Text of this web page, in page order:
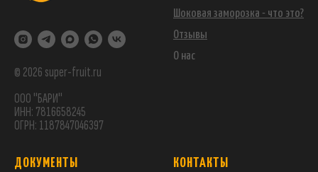
© 2026 super-fruit.ru
ООО "БАРИ"
ИНН: 7816658245
ОГРН: 1187847046397
Шоковая заморозка - что это?
Отзывы
О нас
ДОКУМЕНТЫ КОНТАКТЫ